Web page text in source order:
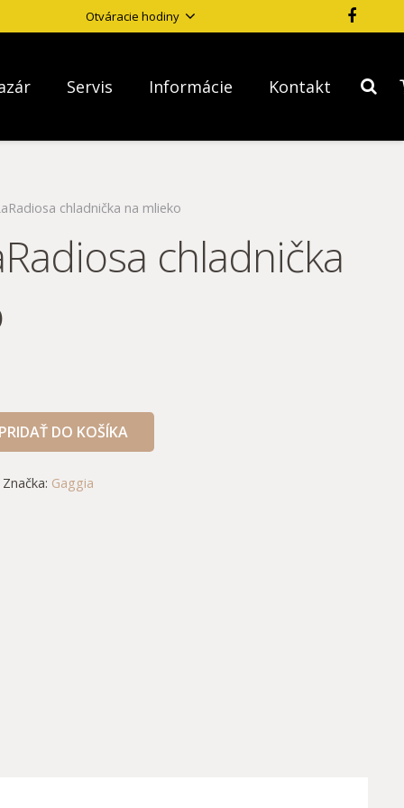
Otváracie hodiny
Servis Informácie Kontakt
chladnička na mlieko
chladnička
DO KOŠÍKA
Značka: Gaggia